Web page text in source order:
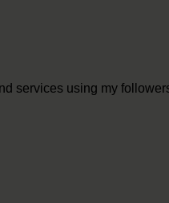
services using my